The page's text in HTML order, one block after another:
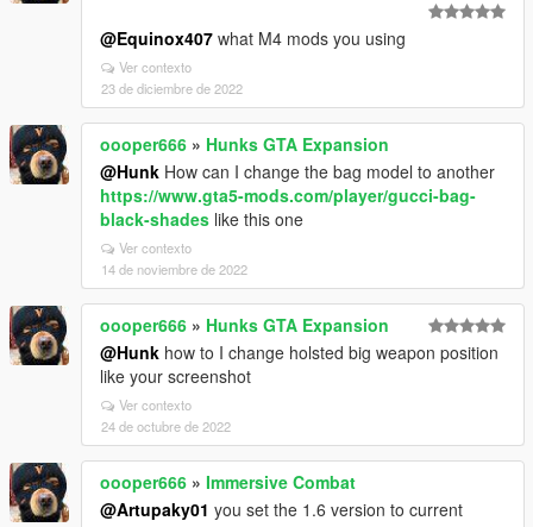
@Equinox407 what M4 mods you using
Ver contexto
23 de diciembre de 2022
oooper666 » Hunks GTA Expansion
@Hunk How can I change the bag model to another
https://www.gta5-mods.com/player/gucci-bag-
black-shades like this one
Ver contexto
14 de noviembre de 2022
oooper666 » Hunks GTA Expansion
@Hunk how to I change holsted big weapon position
like your screenshot
Ver contexto
24 de octubre de 2022
oooper666 » Immersive Combat
@Artupaky01 you set the 1.6 version to current